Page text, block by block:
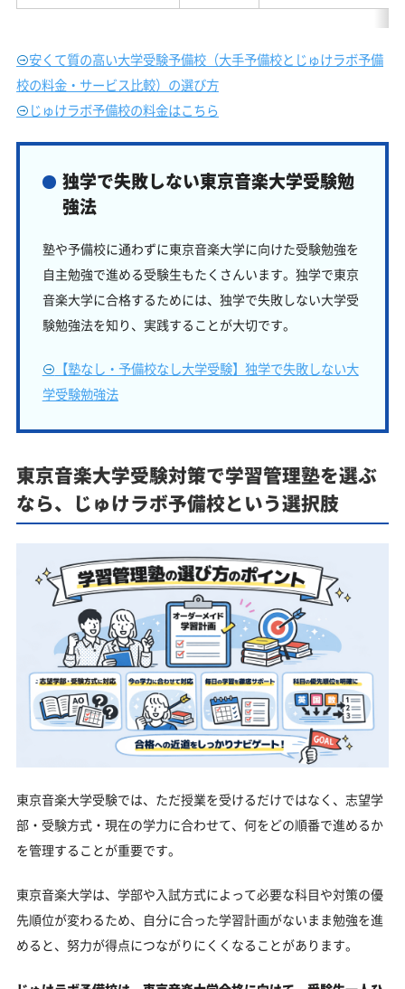
安くて質の高い大学受験予備校（大手予備校とじゅけラボ予備
校の料金・サービス比較）の選び方
じゅけラボ予備校の料金はこちら
独学で失敗しない東京音楽大学受験勉
強法
塾や予備校に通わずに東京音楽大学に向けた受験勉強を
自主勉強で進める受験生もたくさんいます。独学で東京
音楽大学に合格するためには、独学で失敗しない大学受
験勉強法を知り、実践することが大切です。
【塾なし・予備校なし大学受験】独学で失敗しない大
学受験勉強法
東京音楽大学受験対策で学習管理塾を選ぶ
なら、じゅけラボ予備校という選択肢
東京音楽大学受験では、ただ授業を受けるだけではなく、志望学
部・受験方式・現在の学力に合わせて、何をどの順番で進めるか
を管理することが重要です。
東京音楽大学は、学部や入試方式によって必要な科目や対策の優
先順位が変わるため、自分に合った学習計画がないまま勉強を進
めると、努力が得点につながりにくくなることがあります。